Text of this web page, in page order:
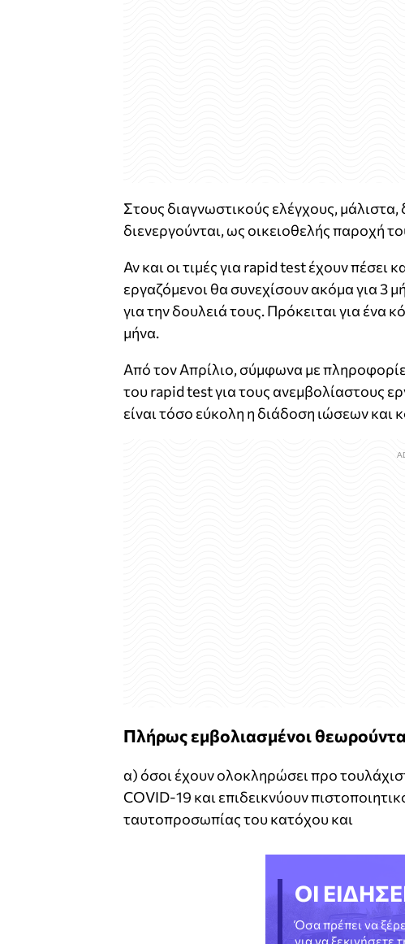
Στους διαγνωστικούς ελέγχους,
διενεργούνται, ως οικειοθελής παροχή
Αν και οι τιμές για rapid test έχουν πέσει
εργαζόμενοι θα συνεχίσουν ακόμα για 3
για την δουλειά τους. Πρόκειται για ένα
μήνα.
Από τον Απρίλιο, σύμφωνα με
του rapid test για τους ανεμβολίαστους
είναι τόσο εύκολη η διάδοση ιώσεων και
Πλήρως εμβολιασμένοι
α) όσοι έχουν ολοκληρώσει προ
COVID-19 και επιδεικνύουν
ταυτοπροσωπίας του κατόχου και
ΟΙ
Όσα πρέπει να
για να ξεκινήσετε